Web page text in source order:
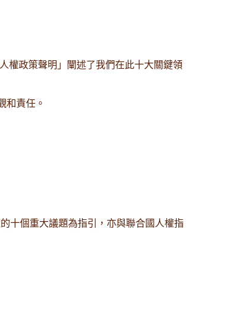
權政策聲明」闡述了我們在此十大關鍵領
和責任。
十個重大議題為指引，亦與聯合國人權指